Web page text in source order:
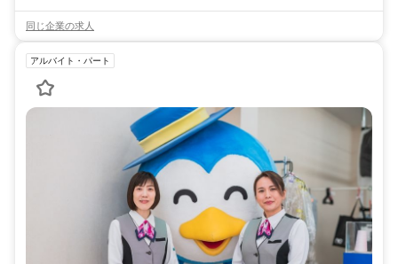
同じ企業の求人
アルバイト・パート